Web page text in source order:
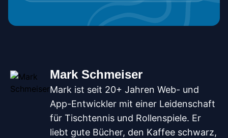
Mark Schmeiser
Mark ist seit 20+ Jahren Web- und
App-Entwickler mit einer Leidenschaft
für Tischtennis und Rollenspiele. Er
liebt gute Bücher, den Kaffee schwarz,